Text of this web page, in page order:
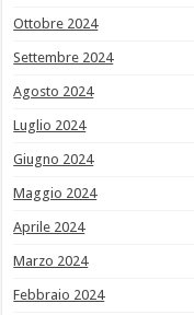
Ottobre 2024
Settembre 2024
Agosto 2024
Luglio 2024
Giugno 2024
Maggio 2024
Aprile 2024
Marzo 2024
Febbraio 2024